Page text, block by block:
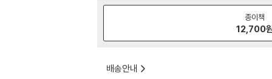
종이책
12,700
배송안내